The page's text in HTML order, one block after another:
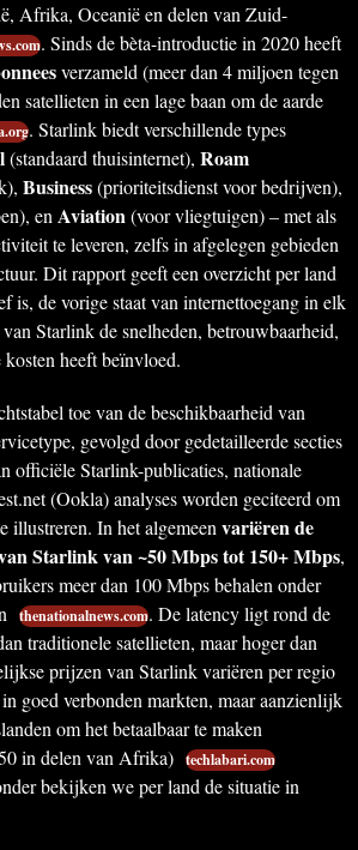
Afrika, Oceanië en delen van Zuid-
. Sinds de bèta-introductie in 2020 heeft
verzameld (meer dan 4 miljoen tegen
satellieten in een lage baan om de aarde
. Starlink biedt verschillende types
(standaard thuisinternet), Roam
Business(prioriteitsdienst voor bedrijven),
enAviation(voor vliegtuigen) – met als
te leveren, zelfs in afgelegen gebieden
Dit rapport geeft een overzicht per land
is, de vorige staat van internettoegang in elk
Starlink de snelheden, betrouwbaarheid,
heeft beïnvloed.
toe van de beschikbaarheid van
gevolgd door gedetailleerde secties
officiële Starlink-publicaties, nationale
(Ookla) analyses worden geciteerd om
illustreren. In het algemeenvariëren de
Starlink van ~50 Mbps tot 150+ Mbps,
meer dan 100 Mbps behalen onder
thenationalnews.com. De latency ligt rond de
traditionele satellieten, maar hoger dan
prijzen van Starlink variëren per regio
goed verbonden markten, maar aanzienlijk
om het betaalbaar te maken
in delen van Afrika) techlabari.com
bekijken we per land de situatie in